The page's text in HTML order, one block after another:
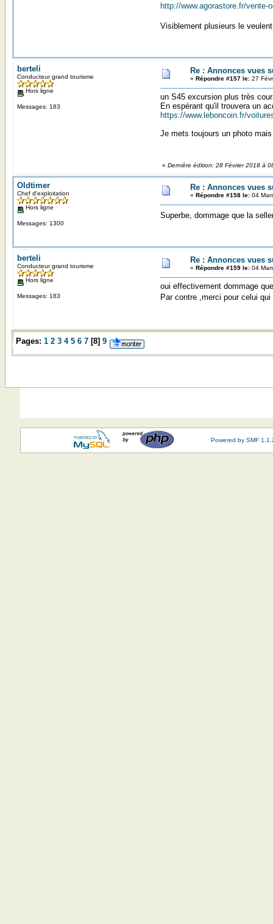
http://www.agorastore.fr/vente-
Visiblement plusieurs le
berteli
Conducteur grand tourisme
Hors ligne
Messages: 183
Re : Annonces vues
« Répondre #157 le: 27
un S45 excursion plus très
En espérant qu'il trouvera un
https://www.leboncoin.fr/
Je mets toujours un photo
« Dernière édition: 28 Février 2018 à
Oldtimer
Chef d'exploitation
Hors ligne
Messages: 1300
Re : Annonces vues
« Répondre #158 le: 04
Superbe, dommage que la
berteli
Conducteur grand tourisme
Hors ligne
Messages: 183
Re : Annonces vues
« Répondre #159 le: 04
oui effectivement dommage
Par contre ,merci pour celui
Pages: 1 2 3 4 5 6 7 [8] 9
Powered by SMF